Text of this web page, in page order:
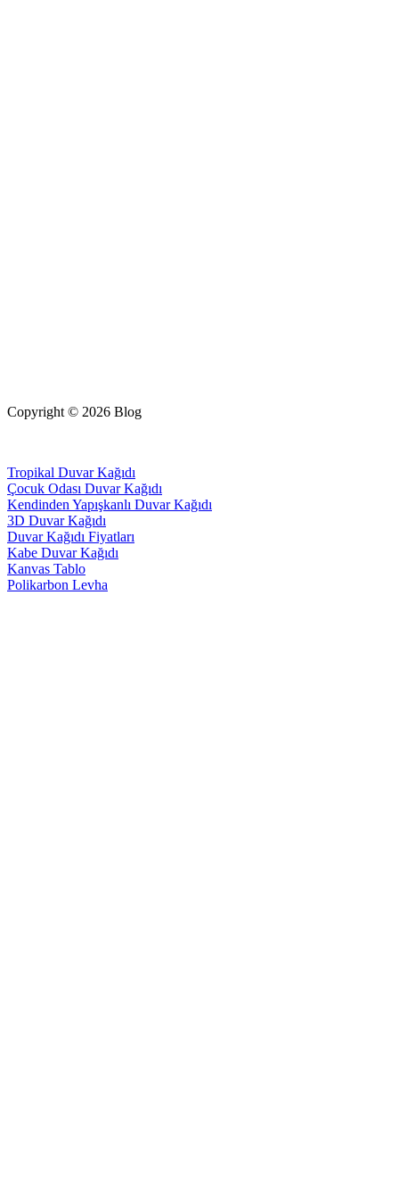
Copyright © 2026 Blog
Tropikal Duvar Kağıdı
Çocuk Odası Duvar Kağıdı
Kendinden Yapışkanlı Duvar Kağıdı
3D Duvar Kağıdı
Duvar Kağıdı Fiyatları
Kabe Duvar Kağıdı
Kanvas Tablo
Polikarbon Levha